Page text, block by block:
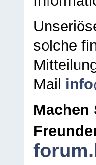
solche
Mail
Machen